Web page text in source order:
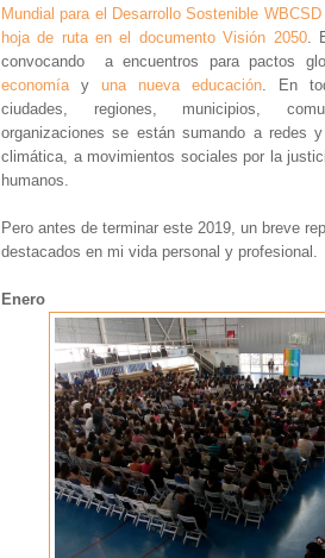
Mundial para el Desarrollo Sostenible
hoja de ruta en el documento Visión 2050.
convocando a encuentros para pactos
economía y una nueva educación . En
ciudades, regiones, municipios,
organizaciones se están sumando a redes
climática, a movimientos sociales por la
humanos.
Pero antes de terminar este 2019, un breve
destacados en mi vida personal y profesional.
Enero